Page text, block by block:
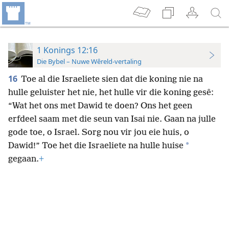
1 Konings 12:16
Die Bybel – Nuwe Wêreld-vertaling
16 Toe al die Israeliete sien dat die koning nie na
hulle geluister het nie, het hulle vir die koning gesê:
“Wat het ons met Dawid te doen? Ons het geen
erfdeel saam met die seun van Isai nie. Gaan na julle
gode toe, o Israel. Sorg nou vir jou eie huis, o
Dawid!” Toe het die Israeliete na hulle huise *
gegaan.+